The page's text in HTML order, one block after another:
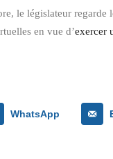
le législateur regarde
en vue d’exercer
WhatsApp